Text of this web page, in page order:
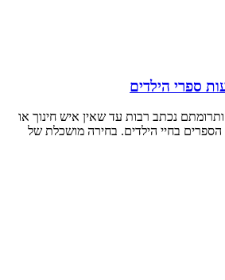
ספרי הילדים
נכתב רבות עד שאין איש חינוך או
בחיי הילדים. בחירה מושכלת של